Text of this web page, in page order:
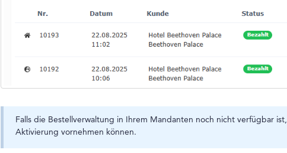
Falls die Bestellverwaltung in Ihrem Mandanten noch nicht verfügbar ist,
Aktivierung vornehmen können.